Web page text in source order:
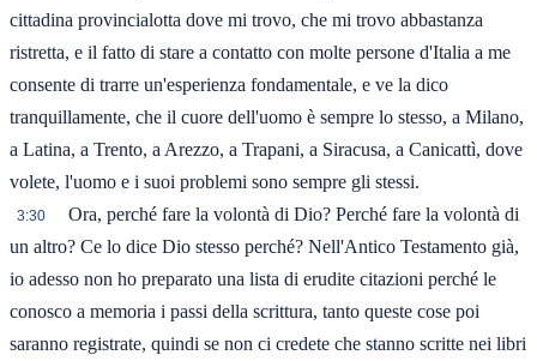
cittadina provincialotta dove mi trovo, che mi trovo abbastanza
ristretta, e il fatto di stare a contatto con molte persone d'Italia a me
consente di trarre un'esperienza fondamentale, e ve la dico
tranquillamente, che il cuore dell'uomo è sempre lo stesso, a Milano,
a Latina, a Trento, a Arezzo, a Trapani, a Siracusa, a Canicattì, dove
volete, l'uomo e i suoi problemi sono sempre gli stessi.
3:30
Ora, perché fare la volontà di Dio? Perché fare la volontà di
un altro? Ce lo dice Dio stesso perché? Nell'Antico Testamento già,
io adesso non ho preparato una lista di erudite citazioni perché le
conosco a memoria i passi della scrittura, tanto queste cose poi
saranno registrate, quindi se non ci credete che stanno scritte nei libri